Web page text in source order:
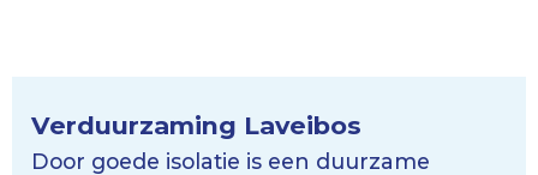
Verduurzaming Laveibos
Door goede isolatie is een duurzame